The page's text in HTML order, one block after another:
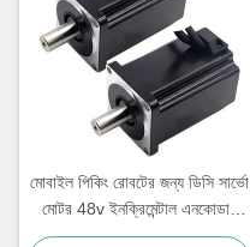
মোবাইল পিকিং রোবটের জন্য ডিসি সার্ভো
মোটর 48v ইনক্রিমেন্টাল এনকোডার
ডিসি সার্ভো মোটর